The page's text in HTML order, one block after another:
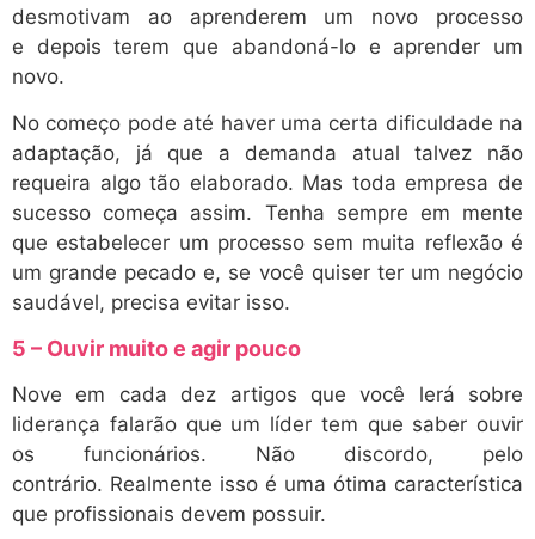
desmotivam ao aprenderem um novo processo
e depois terem que abandoná-lo e aprender um
novo.
No começo pode até haver uma certa dificuldade na
adaptação, já que a demanda atual talvez não
requeira algo tão elaborado. Mas toda empresa de
sucesso começa assim. Tenha sempre em mente
que estabelecer um processo sem muita reflexão é
um grande pecado e, se você quiser ter um negócio
saudável, precisa evitar isso.
5 – Ouvir muito e agir pouco
Nove em cada dez artigos que você lerá sobre
liderança falarão que um líder tem que saber ouvir
os funcionários. Não discordo, pelo
contrário. Realmente isso é uma ótima característica
que profissionais devem possuir.